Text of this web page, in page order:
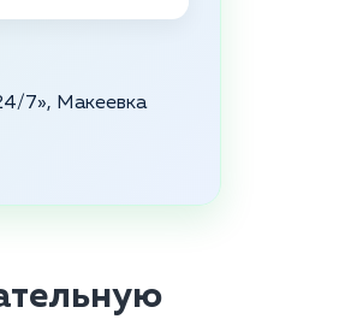
7», Макеевка